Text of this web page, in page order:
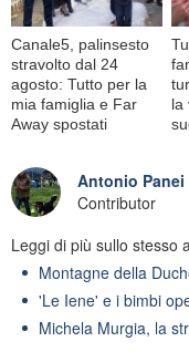
Canale5, palinsesto
stravolto dal 24
agosto: Tutto per la
mia famiglia e Far
Away spostati
la
Antonio Panei
Contributor
Leggi di più sullo stesso
Montagne della
'Le Iene' e i bimbi
Michela Murgia, la